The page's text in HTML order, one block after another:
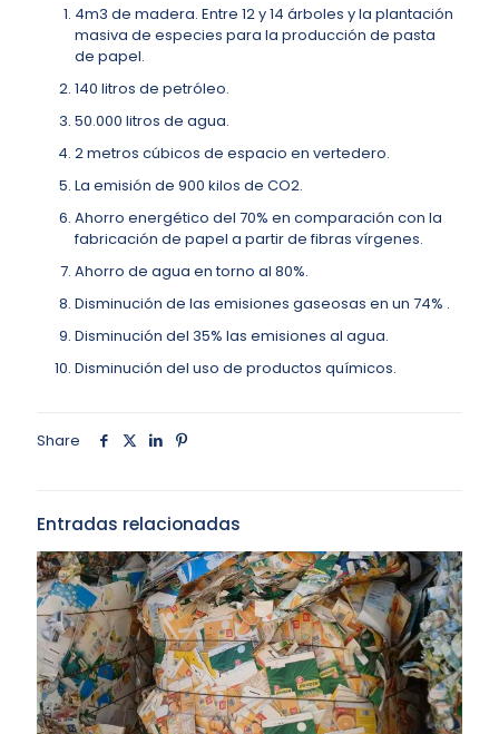
4m3 de madera. Entre 12 y 14 árboles y la plantación
masiva de especies para la producción de pasta
de papel.
140 litros de petróleo.
50.000 litros de agua.
2 metros cúbicos de espacio en vertedero.
La emisión de 900 kilos de CO2.
Ahorro energético del 70% en comparación con la
fabricación de papel a partir de fibras vírgenes.
Ahorro de agua en torno al 80%.
Disminución de las emisiones gaseosas en un 74% .
Disminución del 35% las emisiones al agua.
Disminución del uso de productos químicos.
Share
Entradas relacionadas